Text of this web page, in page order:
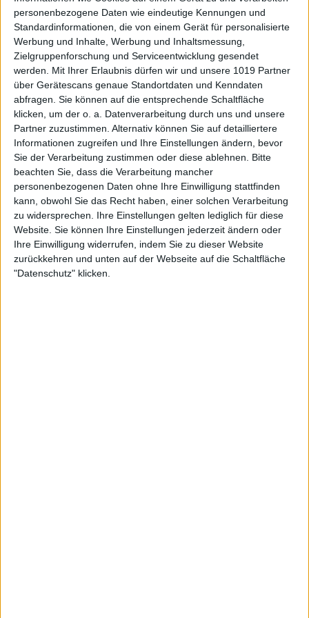
personenbezogene Daten wie eindeutige Kennungen und
Standardinformationen, die von einem Gerät für personalisierte
Werbung und Inhalte, Werbung und Inhaltsmessung,
Zielgruppenforschung und Serviceentwicklung gesendet
werden.
Mit Ihrer Erlaubnis dürfen wir und unsere 1019 Partner
über Gerätescans genaue Standortdaten und Kenndaten
abfragen. Sie können auf die entsprechende Schaltfläche
klicken, um der o. a. Datenverarbeitung durch uns und unsere
Partner zuzustimmen. Alternativ können Sie auf detailliertere
Informationen zugreifen und Ihre Einstellungen ändern, bevor
Sie der Verarbeitung zustimmen oder diese ablehnen.
Bitte
beachten Sie, dass die Verarbeitung mancher
personenbezogenen Daten ohne Ihre Einwilligung stattfinden
kann, obwohl Sie das Recht haben, einer solchen Verarbeitung
zu widersprechen. Ihre Einstellungen gelten lediglich für diese
Website. Sie können Ihre Einstellungen jederzeit ändern oder
Ihre Einwilligung widerrufen, indem Sie zu dieser Website
zurückkehren und unten auf der Webseite auf die Schaltfläche
"Datenschutz" klicken.